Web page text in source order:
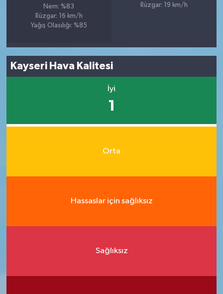
Nem: %83
Rüzgar: 16 km/h
Yağış Olasılığı: %85
Rüzgar: 19 km/h
Kayseri Hava Kalitesi
İyi
1
Orta
Hassaslar için sağlıksız
Sağlıksız